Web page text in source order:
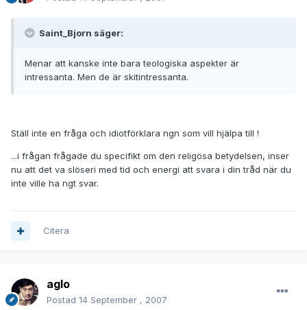
Saint_Bjorn säger:
Menar att kanske inte bara teologiska aspekter är
intressanta. Men de är skitintressanta.
Ställ inte en fråga och idiotförklara ngn som vill hjälpa till !
...i frågan frågade du specifikt om den religösa betydelsen, inser
nu att det va slöseri med tid och energi att svara i din tråd när du
inte ville ha ngt svar.
Citera
aglo
Postad 14 September , 2007